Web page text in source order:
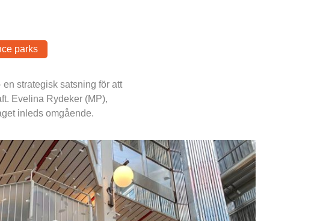
parks
strategisk satsning för att
Evelina Rydeker (MP),
inleds omgående.